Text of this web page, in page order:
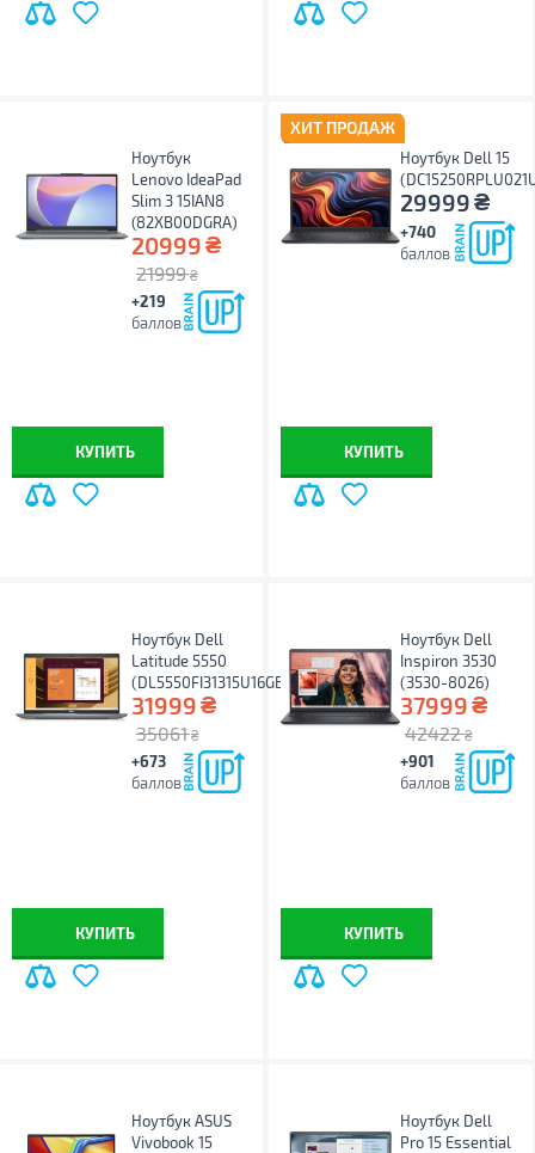
Ноутбук
Lenovo IdeaPad
Slim 3 15IAN8
(82XB00DGRA)
20999₴
21999 ₴
+219
баллов
КУПИТЬ
ХИТ ПРОДАЖ
Ноутбук Dell 15
29999₴
+740
баллов
КУПИТЬ
Ноутбук Dell
Latitude 5550
(DL5550FI31315U16GB512GBU)
31999₴
35061 ₴
+673
баллов
КУПИТЬ
Ноутбук Dell
Inspiron 3530
(3530-8026)
37999₴
42422 ₴
+901
баллов
КУПИТЬ
Ноутбук ASUS
Vivobook 15
Ноутбук Dell
Pro 15 Essential